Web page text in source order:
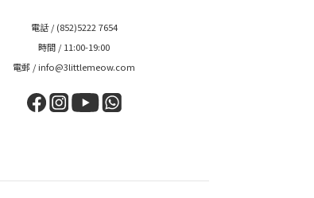
電話 / (852)5222 7654
時間 / 11:00-19:00
電郵 / info@3littlemeow.com